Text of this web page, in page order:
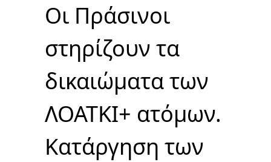
Οι Πράσινοι
στηρίζουν τα
δικαιώματα των
ΛΟΑΤΚΙ+ ατόμων.
Κατάργηση των